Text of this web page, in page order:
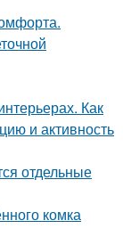
Как
и активность
отдельные
комка